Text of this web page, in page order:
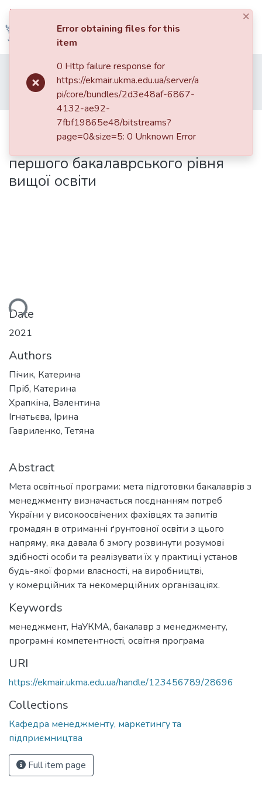
Communities
Collections
All of DSpace
002. Факультет економічних наук
Кафедра менеджменту, маркетингу та підприємництва
Освітня програма "Менеджмент/Management" першого бакалаврського рівня вищої освіти
Освітня програма
"Менеджмент/Management"
першого бакалаврського рівня
вищої освіти
Date
2021
Authors
Пічик, Катерина
Пріб, Катерина
Храпкіна, Валентина
Ігнатьєва, Ірина
Гавриленко, Тетяна
Abstract
Мета освітньої програми: мета підготовки бакалаврів з
менеджменту визначається поєднанням потреб
України у високоосвічених фахівцях та запитів
громадян в отриманні ґрунтовної освіти з цього
напряму, яка давала б змогу розвинути розумові
здібності особи та реалізувати їх у практиці установ
будь-якої форми власності, на виробництві,
у комерційних та некомерційних організаціях.
Keywords
менеджмент, НаУКМА, бакалавр з менеджменту,
програмнi компетентностi, освітня програма
URI
https://ekmair.ukma.edu.ua/handle/123456789/28696
Collections
Кафедра менеджменту, маркетингу та
підприємництва
Full item page
×
Error obtaining files for this
item
0 Http failure response for
https://ekmair.ukma.edu.ua/server/a
pi/core/bundles/2d3e48af-6867-
4132-ae92-
7fbf19865e48/bitstreams?
page=0&size=5: 0 Unknown Error